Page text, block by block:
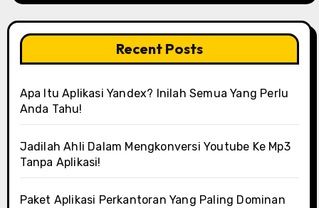
Recent Posts
Apa Itu Aplikasi Yandex? Inilah Semua Yang Perlu
Anda Tahu!
Jadilah Ahli Dalam Mengkonversi Youtube Ke Mp3
Tanpa Aplikasi!
Paket Aplikasi Perkantoran Yang Paling Dominan